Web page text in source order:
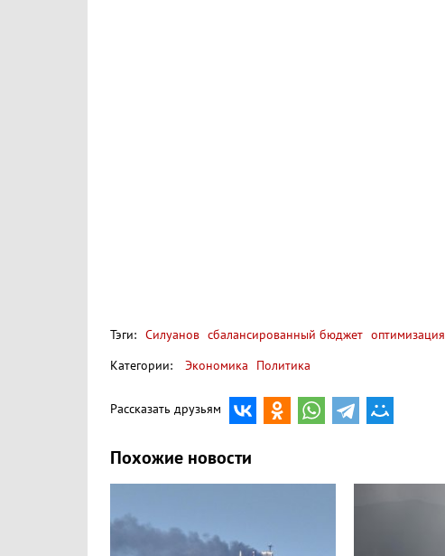
Тэги: Силуанов сбалансированный бюджет оптимизация
Категории:
Экономика Политика
Рассказать друзьям
Похожие новости